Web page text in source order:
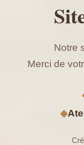
Notre
Merci de
◆